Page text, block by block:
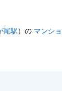
、そのよう
よう努めてま
ざいました
尾駅）の マンショ